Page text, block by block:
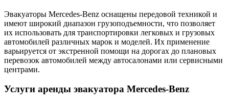
Эвакуаторы Mercedes-Benz оснащены передовой техникой и
имеют широкий диапазон грузоподъемности, что позволяет
их использовать для транспортировки легковых и грузовых
автомобилей различных марок и моделей. Их применение
варьируется от экстренной помощи на дорогах до плановых
перевозок автомобилей между автосалонами или сервисными
центрами.
Услуги аренды эвакуатора Mercedes-Benz